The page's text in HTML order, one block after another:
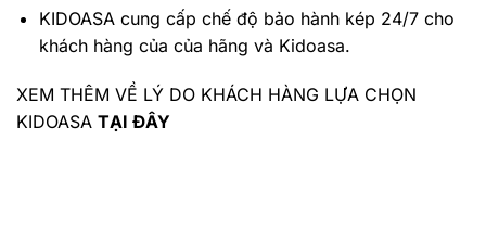
KIDOASA cung cấp chế độ bảo hành kép 24/7 cho
khách hàng của của hãng và Kidoasa.
XEM THÊM VỀ LÝ DO KHÁCH HÀNG LỰA CHỌN
KIDOASA TẠI ĐÂY